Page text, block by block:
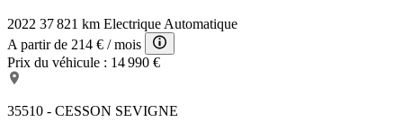
2022 37 821 km Electrique Automatique
A partir de 214 € / mois
Prix du véhicule : 14 990 €
35510 - CESSON SEVIGNE